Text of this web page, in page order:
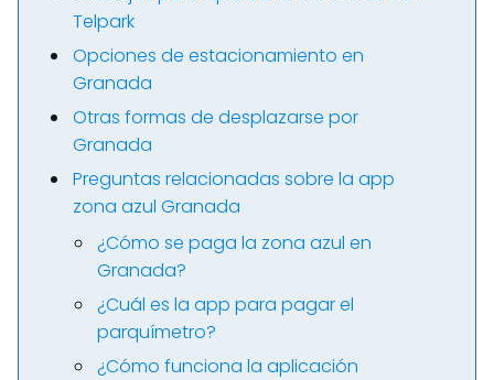
Telpark
Opciones de estacionamiento en
Granada
Otras formas de desplazarse por
Granada
Preguntas relacionadas sobre la app
zona azul Granada
¿Cómo se paga la zona azul en
Granada?
¿Cuál es la app para pagar el
parquímetro?
¿Cómo funciona la aplicación